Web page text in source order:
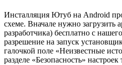
Инсталляция Ютуб на Android
схеме. Вначале нужно загрузить
разработчика) бесплатно с
разрешение на запуск
галочкой поле «Неизвестные
разделе «Безопасность» настроек